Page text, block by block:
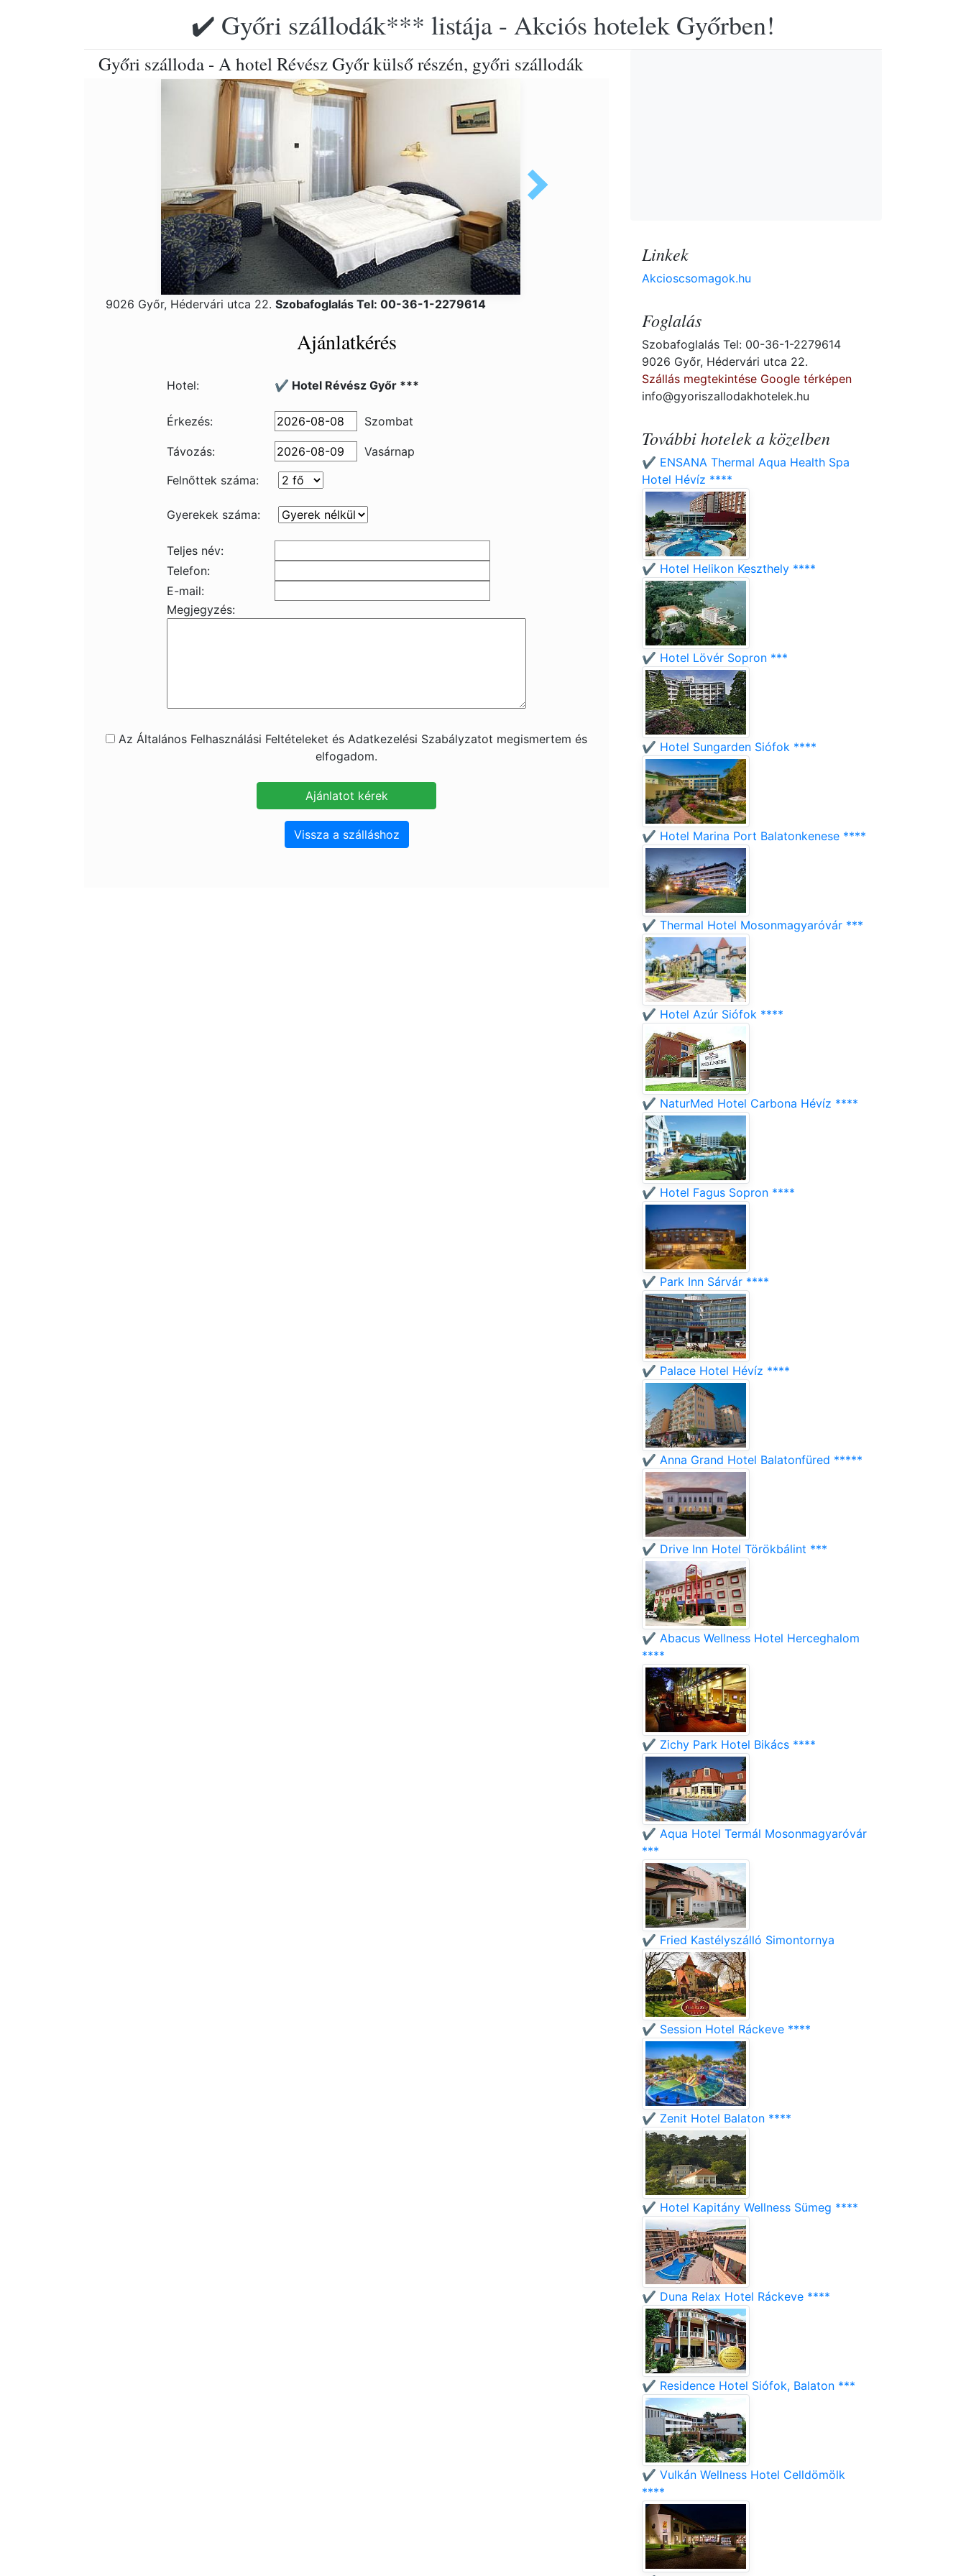
✔️ Győri szállodák*** listája - Akciós hotelek Győrben!
Győri szálloda - A hotel Révész Győr külső részén, győri szállodák
9026 Győr, Hédervári utca 22. Szobafoglalás Tel: 00-36-1-2279614
Ajánlatkérés
Hotel: ✔️ Hotel Révész Győr ***
Érkezés: Szombat
Távozás:
Vasárnap
Felnőttek száma:
Gyerekek száma:
Teljes név:
Telefon:
E-mail:
Megjegyzés:
Az Általános Felhasználási Feltételeket és Adatkezelési Szabályzatot megismertem és
elfogadom.
Vissza a szálláshoz
Linkek
Akcioscsomagok.hu
Foglalás
Szobafoglalás Tel: 00-36-1-2279614
9026 Győr, Hédervári utca 22.
Szállás megtekintése Google térképen
info@gyoriszallodakhotelek.hu
További hotelek a közelben
✔️ ENSANA Thermal Aqua Health Spa
Hotel Hévíz ****
✔️ Hotel Helikon Keszthely ****
✔️ Hotel Lövér Sopron ***
✔️ Hotel Sungarden Siófok ****
✔️ Hotel Marina Port Balatonkenese ****
✔️ Thermal Hotel Mosonmagyaróvár ***
✔️ Hotel Azúr Siófok ****
✔️ NaturMed Hotel Carbona Hévíz ****
✔️ Hotel Fagus Sopron ****
✔️ Park Inn Sárvár ****
✔️ Palace Hotel Hévíz ****
✔️ Anna Grand Hotel Balatonfüred *****
✔️ Drive Inn Hotel Törökbálint ***
✔️ Abacus Wellness Hotel Herceghalom
****
✔️ Zichy Park Hotel Bikács ****
✔️ Aqua Hotel Termál Mosonmagyaróvár
***
✔️ Fried Kastélyszálló Simontornya
✔️ Session Hotel Ráckeve ****
✔️ Zenit Hotel Balaton ****
✔️ Hotel Kapitány Wellness Sümeg ****
✔️ Duna Relax Hotel Ráckeve ****
✔️ Residence Hotel Siófok, Balaton ***
✔️ Vulkán Wellness Hotel Celldömölk
****